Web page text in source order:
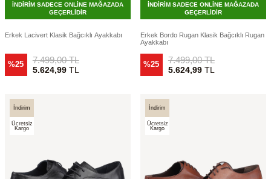
İNDİRİM SADECE ONLİNE MAĞAZADA
GEÇERLİDİR
Erkek Lacivert Klasik Bağcıklı Ayakkabı
%25 7.499,00TL
5.624,99TL
İNDİRİM SADECE ONLİNE MAĞAZADA
GEÇERLİDİR
Erkek Bordo Rugan Klasik Bağcıklı Rugan
Ayakkabı
%25 7.499,00TL
5.624,99TL
İndirim
Ücretsiz
Kargo
İndirim
Ücretsiz
Kargo